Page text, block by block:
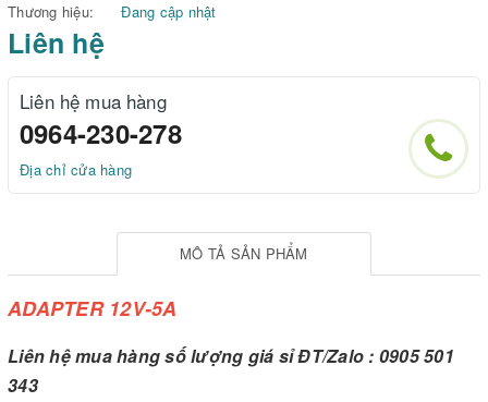
Thương hiệu:
Đang cập nhật
Liên hệ
Liên hệ mua hàng
0964-230-278
Địa chỉ cửa hàng
MÔ TẢ SẢN PHẨM
ADAPTER 12V-5A
Liên hệ mua hàng số lượng giá sỉ ĐT/Zalo : 0905 501
343